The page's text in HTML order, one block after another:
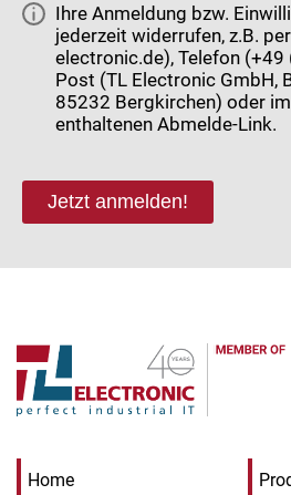
Ihre Anmeldung bzw.
jederzeit widerrufen, z.B.
electronic.de), Telefon
Post (TL Electronic GmbH,
85232 Bergkirchen) oder
enthaltenen Abmelde-Link.
Jetzt anmelden!
Home